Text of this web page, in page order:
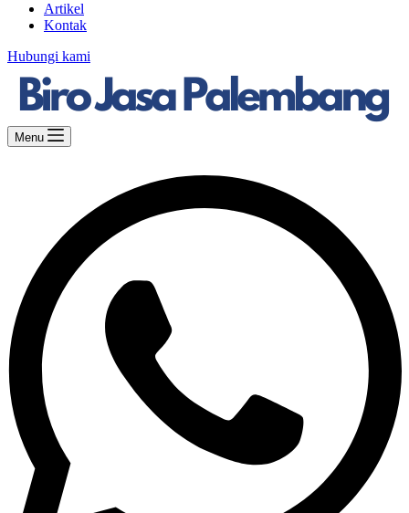
Artikel
Kontak
Hubungi kami
Menu